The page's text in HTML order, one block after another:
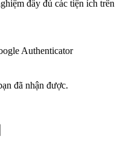
đầy đủ các tiện ích trên
Authenticator
đã nhận được.